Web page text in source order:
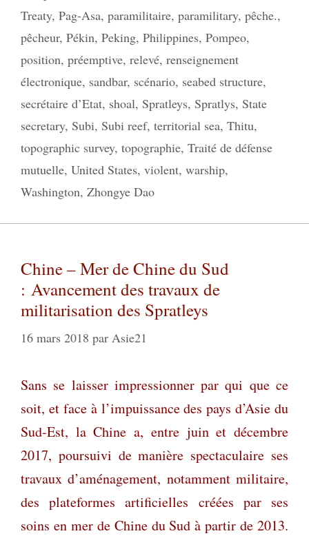
Treaty, Pag-Asa, paramilitaire, paramilitary, pêche.,
pêcheur, Pékin, Peking, Philippines, Pompeo,
position, préemptive, relevé, renseignement
électronique, sandbar, scénario, seabed structure,
secrétaire d’Etat, shoal, Spratleys, Spratlys, State
secretary, Subi, Subi reef, territorial sea, Thitu,
topographic survey, topographie, Traité de défense
mutuelle, United States, violent, warship,
Washington, Zhongye Dao
Chine – Mer de Chine du Sud
: Avancement des travaux de
militarisation des Spratleys
16 mars 2018 par Asie21
Sans se laisser impressionner par qui que ce
soit, et face à l’impuissance des pays d’Asie du
Sud-Est, la Chine a, entre juin et décembre
2017, poursuivi de manière spectaculaire ses
travaux d’aménagement, notamment militaire,
des plateformes artificielles créées par ses
soins en mer de Chine du Sud à partir de 2013.